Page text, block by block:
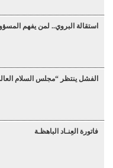
استقالة البروي.. لمن يفهم
الفشل ينتظر “مجلس السلام
فاتورة العِنـاد الباهظـة